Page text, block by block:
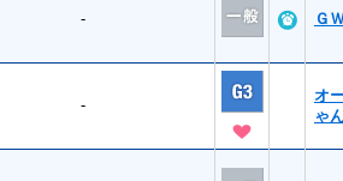
- Ｇ
-
オ
ゃ